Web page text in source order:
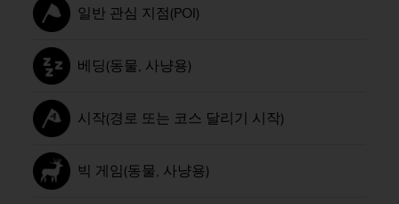
일반 관심 지점(POI)
베딩(동물, 사냥용)
시작(경로 또는 코스 달리기 시작)
빅 게임(동물, 사냥용)